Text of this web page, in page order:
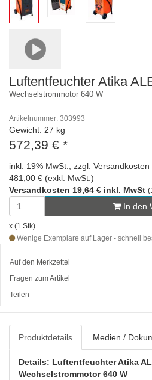
Luftentfeuchter Atika
Wechselstrommotor 640 W
Artikelnummer: 303993
Gewicht: 27 kg
572,39 € *
inkl. 19% MwSt., zzgl. Versandkosten
481,00 € (exkl. MwSt.)
Versandkosten 19,64 € inkl. MwSt
In den
x (1 Stk)
Wenige Exemplare auf Lager - schnell
Auf den Merkzettel
Fragen zum Artikel
Teilen
Produktdetails Medien /
Details: Luftentfeuchter Atika
Wechselstrommotor 640 W